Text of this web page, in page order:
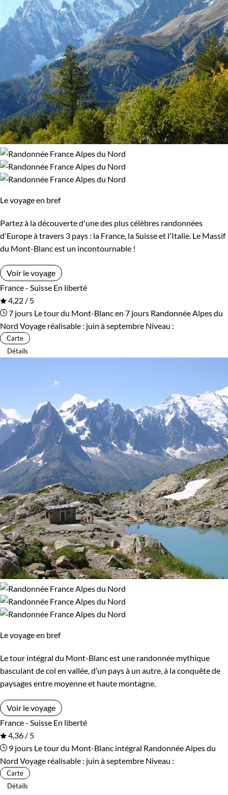
Le voyage en bref
Partez à la découverte d'une des plus célèbres randonnées
d'Europe à travers 3 pays : la France, la Suisse et l'Italie. Le Massif
du Mont-Blanc est un incontournable !
Voir le voyage
France - Suisse En liberté
4,22 / 5
7 jours Le tour du Mont-Blanc en 7 jours Randonnée Alpes du
Nord Voyage réalisable : juin à septembre Niveau :
Carte
Détails
Le voyage en bref
Le tour intégral du Mont-Blanc est une randonnée mythique
basculant de col en vallée, d’un pays à un autre, à la conquête de
paysages entre moyenne et haute montagne.
Voir le voyage
France - Suisse En liberté
4,36 / 5
9 jours Le tour du Mont-Blanc intégral Randonnée Alpes du
Nord Voyage réalisable : juin à septembre Niveau :
Carte
Détails